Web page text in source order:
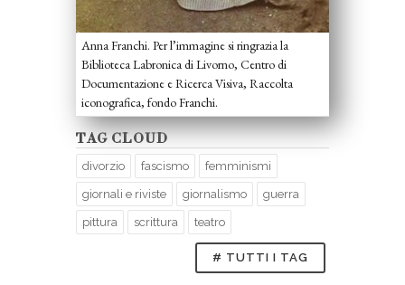
Anna Franchi. Per l’immagine si ringrazia la
Biblioteca Labronica di Livorno, Centro di
Documentazione e Ricerca Visiva, Raccolta
iconografica, fondo Franchi.
TAG CLOUD
divorzio fascismo femminismi
giornali e riviste giornalismo guerra
pittura scrittura teatro
# TUTTI I TAG